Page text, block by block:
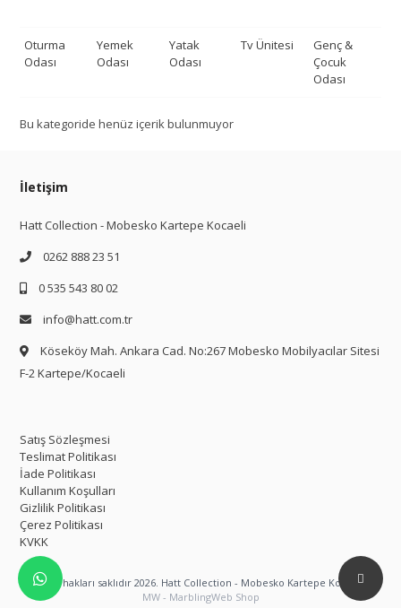
Oturma
Odası
Yemek
Odası
Yatak
Odası
Tv Ünitesi
Genç &
Çocuk
Odası
Bu kategoride henüz içerik bulunmuyor
İletişim
Hatt Collection - Mobesko Kartepe Kocaeli
0262 888 23 51
0 535 543 80 02
info@hatt.com.tr
Köseköy Mah. Ankara Cad. No:267 Mobesko Mobilyacılar Sitesi
F-2 Kartepe/Kocaeli
Satış Sözleşmesi
Teslimat Politikası
İade Politikası
Kullanım Koşulları
Gizlilik Politikası
Çerez Politikası
KVKK
Tüm hakları saklıdır 2026. Hatt Collection - Mobesko Kartepe Kocaeli
MW - MarblingWeb Shop